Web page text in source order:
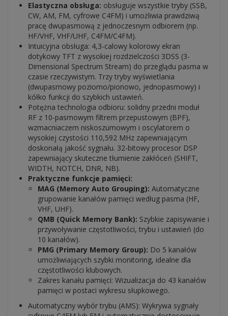
Elastyczna obsługa: obsługuje wszystkie tryby (SSB,
CW, AM, FM, cyfrowe C4FM) i umożliwia prawdziwą
pracę dwupasmową z jednoczesnym odbiorem (np.
HF/VHF, VHF/UHF, C4FM/C4FM).
Intuicyjna obsługa: 4,3-calowy kolorowy ekran
dotykowy TFT z wysokiej rozdzielczości 3DSS (3-
Dimensional Spectrum Stream) do przeglądu pasma w
czasie rzeczywistym. Trzy tryby wyświetlania
(dwupasmowy poziomo/pionowo, jednopasmowy) i
kółko funkcji do szybkich ustawień.
Potężna technologia odbioru: solidny przedni moduł
RF z 10-pasmowym filtrem przepustowym (BPF),
wzmacniaczem niskoszumowym i oscylatorem o
wysokiej czystości 110,592 MHz zapewniającym
doskonałą jakość sygnału. 32-bitowy procesor DSP
zapewniający skuteczne tłumienie zakłóceń (SHIFT,
WIDTH, NOTCH, DNR, NB).
Praktyczne funkcje pamięci:
MAG (Memory Auto Grouping): Automatyczne
grupowanie kanałów pamięci według pasma (HF,
VHF, UHF).
QMB (Quick Memory Bank): Szybkie zapisywanie i
przywoływanie częstotliwości, trybu i ustawień (do
10 kanałów).
PMG (Primary Memory Group): Do 5 kanałów
umożliwiających szybki monitoring, idealne dla
częstotliwości klubowych.
Zakres kanału pamięci: Wizualizacja do 43 kanałów
pamięci w postaci wykresu słupkowego.
Automatyczny wybór trybu (AMS): Wykrywa sygnały